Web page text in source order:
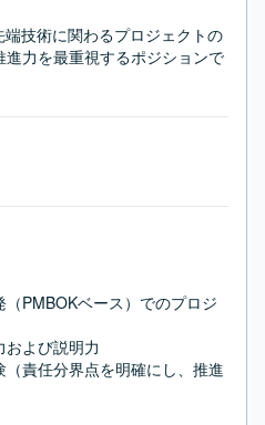
技術に関わるプロジェクトの
力を最重視するポジションで
（PMBOKベース）でのプロジ
および説明力
（責任分界点を明確にし、推進